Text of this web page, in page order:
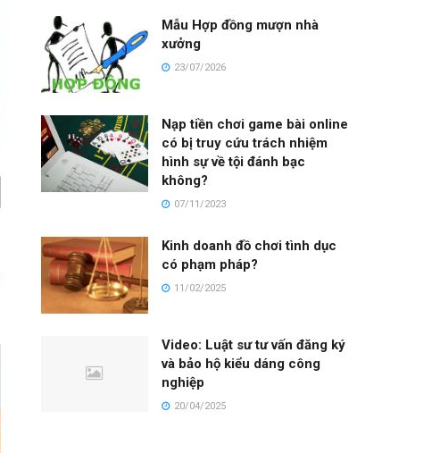
Mẫu Hợp đồng mượn nhà
xưởng
23/07/2026
Nạp tiền chơi game bài online
có bị truy cứu trách nhiệm
hình sự về tội đánh bạc
không?
07/11/2023
Kinh doanh đồ chơi tình dục
có phạm pháp?
11/02/2025
Video: Luật sư tư vấn đăng ký
và bảo hộ kiểu dáng công
nghiệp
20/04/2025